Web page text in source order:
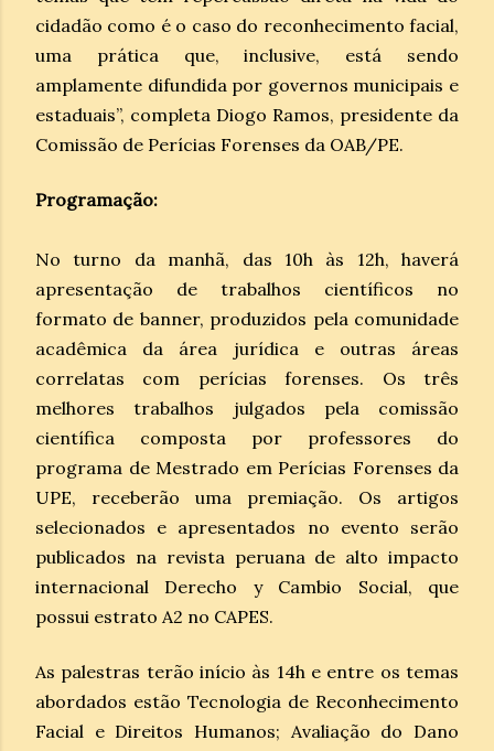
cidadão como é o caso do reconhecimento facial,
uma prática que, inclusive, está sendo
amplamente difundida por governos municipais e
estaduais”, completa Diogo Ramos, presidente da
Comissão de Perícias Forenses da OAB/PE.
Programação:
No turno da manhã, das 10h às 12h, haverá
apresentação de trabalhos científicos no
formato de banner, produzidos pela comunidade
acadêmica da área jurídica e outras áreas
correlatas com perícias forenses. Os três
melhores trabalhos julgados pela comissão
científica composta por professores do
programa de Mestrado em Perícias Forenses da
UPE, receberão uma premiação. Os artigos
selecionados e apresentados no evento serão
publicados na revista peruana de alto impacto
internacional Derecho y Cambio Social, que
possui estrato A2 no CAPES.
As palestras terão início às 14h e entre os temas
abordados estão Tecnologia de Reconhecimento
Facial e Direitos Humanos; Avaliação do Dano